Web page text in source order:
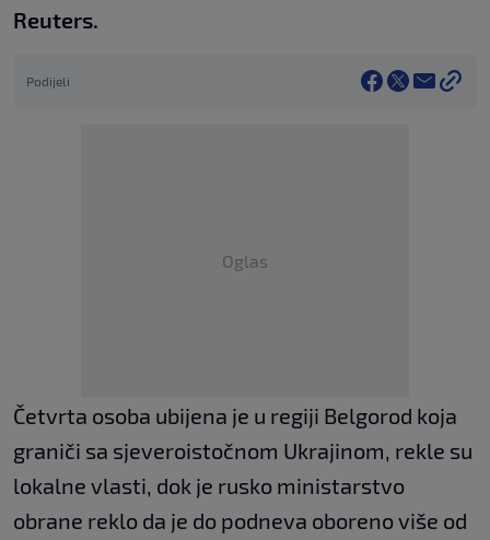
Reuters.
Podijeli
Oglas
Četvrta osoba ubijena je u regiji Belgorod koja
graniči sa sjeveroistočnom Ukrajinom, rekle su
lokalne vlasti, dok je rusko ministarstvo
obrane reklo da je do podneva oboreno više od